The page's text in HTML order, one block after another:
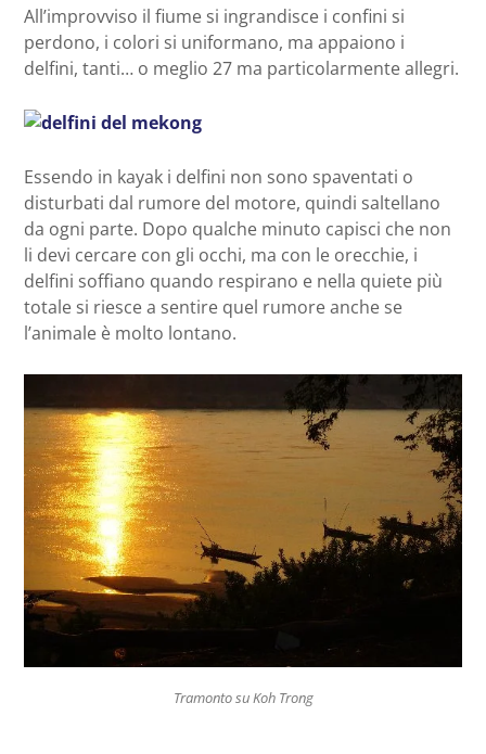
All’improvviso il fiume si ingrandisce i confini si
perdono, i colori si uniformano, ma appaiono i
delfini, tanti… o meglio 27 ma particolarmente allegri.
Essendo in kayak i delfini non sono spaventati o
disturbati dal rumore del motore, quindi saltellano
da ogni parte. Dopo qualche minuto capisci che non
li devi cercare con gli occhi, ma con le orecchie, i
delfini soffiano quando respirano e nella quiete più
totale si riesce a sentire quel rumore anche se
l’animale è molto lontano.
Tramonto su Koh Trong